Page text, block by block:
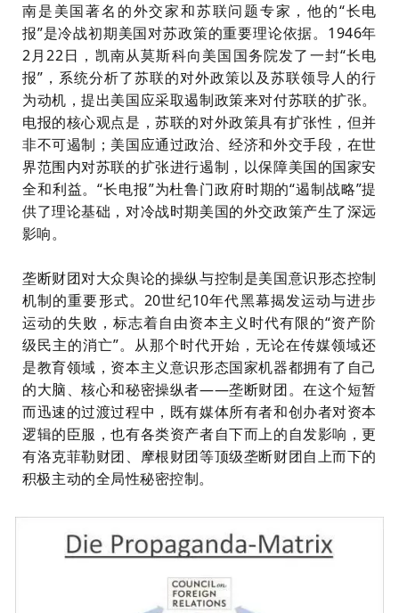
南是美国著名的外交家和苏联问题专家，他的“长电
报”是冷战初期美国对苏政策的重要理论依据。1946年
2月22日，凯南从莫斯科向美国国务院发了一封“长电
报”，系统分析了苏联的对外政策以及苏联领导人的行
为动机，提出美国应采取遏制政策来对付苏联的扩张。
电报的核心观点是，苏联的对外政策具有扩张性，但并
非不可遏制；美国应通过政治、经济和外交手段，在世
界范围内对苏联的扩张进行遏制，以保障美国的国家安
全和利益。“长电报”为杜鲁门政府时期的“遏制战略”提
供了理论基础，对冷战时期美国的外交政策产生了深远
影响。
垄断财团对大众舆论的操纵与控制是美国意识形态控制
机制的重要形式。20世纪10年代黑幕揭发运动与进步
运动的失败，标志着自由资本主义时代有限的“资产阶
级民主的消亡”。从那个时代开始，无论在传媒领域还
是教育领域，资本主义意识形态国家机器都拥有了自己
的大脑、核心和秘密操纵者——垄断财团。在这个短暂
而迅速的过渡过程中，既有媒体所有者和创办者对资本
逻辑的臣服，也有各类资产者自下而上的自发影响，更
有洛克菲勒财团、摩根财团等顶级垄断财团自上而下的
积极主动的全局性秘密控制。